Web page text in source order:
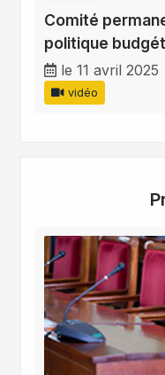
Comité
politique
le 11 avril 2025
vidéo